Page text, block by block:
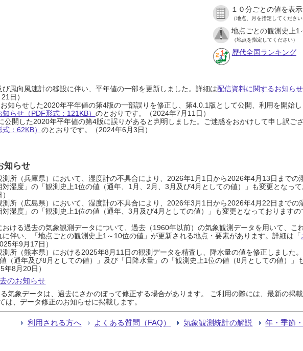
１０分ごとの値を表示
（地点、月を指定してください
地点ごとの観測史上1
（地点を指定してください）
歴代全国ランキング
風向風速計の移設に伴い、平年値の一部を更新しました。詳細は配信資料に関するお知ら
日）
知らせした2020年平年値の第4版の一部誤りを修正し、第4.0.1版として公開、利用を開始
らせ（PDF形式：121KB） のとおりです。（2024年7月11日）
公開した2020年平年値の第4版に誤りがあると判明しました。ご迷惑をおかけして申し訳ご
：62KB） のとおりです。（2024年6月3日）
知らせ
測所（兵庫県）において、湿度計の不具合により、2026年1月1日から2026年4月13日までの
湿度」の「観測史上1位の値（通年、1月、2月、3月及び4月としての値）」も変更となって
測所（広島県）において、湿度計の不具合により、2026年3月1日から2026年4月22日までの
対湿度」の「観測史上1位の値（通年、3月及び4月としての値）」も変更となっております
おける過去の気象観測データについて、過去（1960年以前）の気象観測データを用いて、こ
伴い、「地点ごとの観測史上1～10位の値」が更新される地点・要素があります。詳細は「
年9月17日）
測所（熊本県）における2025年8月11日の観測データを精査し、降水量の値を修正しました
値（通年及び8月としての値）」及び「日降水量」の「観測史上1位の値（8月としての値）」
年8月20日）
のお知らせ
気象データは、過去にさかのぼって修正する場合があります。 ご利用の際には、最新の掲
は、データ修正のお知らせに掲載します。
利用される方へ よくある質問（FAQ） 気象観測統計の解説 年・季節